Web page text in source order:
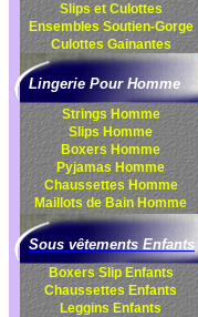
Slips et Culottes
EnsemblesSoutien-Gorge
CulottesGainantes
Lingerie Pour Homme
Strings Homme
Slips Homme
Boxers Homme
Pyjamas Homme
Chaussettes Homme
Maillots de Bain Homme
Sous vêtements Enfants
Boxers Slip Enfants
Chaussettes Enfants
Leggins Enfants